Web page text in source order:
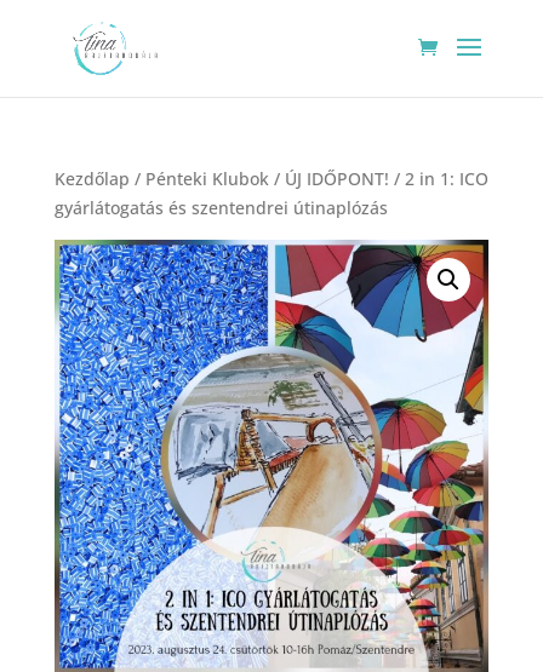
Kezdőlap / Pénteki Klubok/ ÚJ IDŐPONT! / 2 in 1: ICO
gyárlátogatás és szentendrei útinaplózás